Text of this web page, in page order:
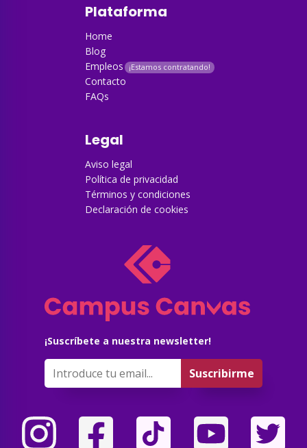
¡Suscríbete a nuestra newsletter!
Suscribirme
Plataforma
Home
Blog
Empleos
Contacto
FAQs
Legal
Aviso legal
Política de privacidad
Términos y condiciones
Declaración de cookies